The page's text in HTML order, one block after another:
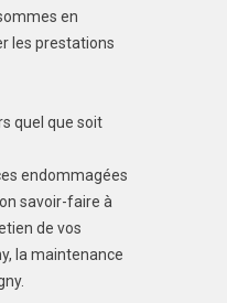
en
les prestations
quel que soit
endommagées
savoir-faire à
de vos
la maintenance